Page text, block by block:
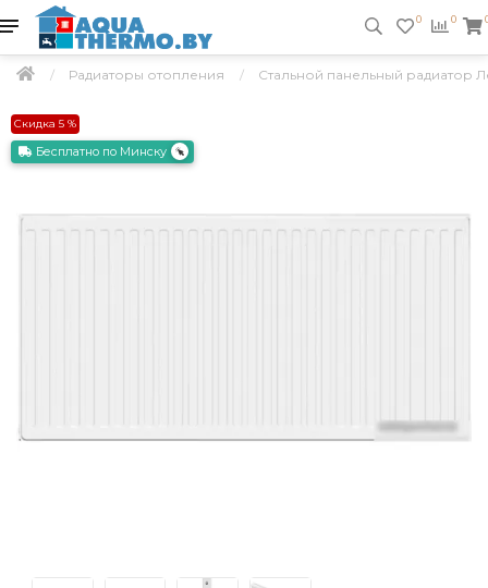
0 0
Радиаторы отопления Стальной панельный радиатор
Скидка 5 %
Бесплатно по Минску